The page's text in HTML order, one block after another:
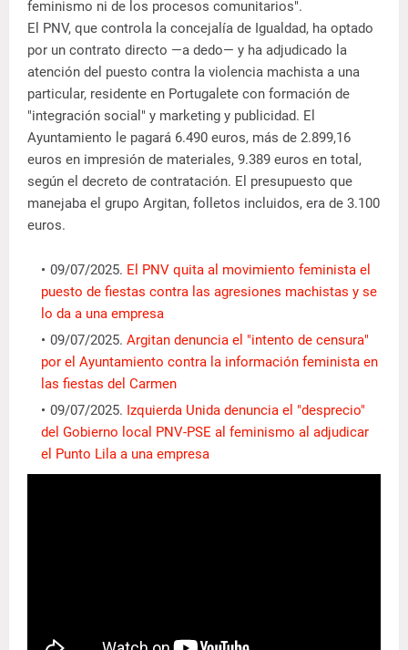
feminismo ni de los procesos comunitarios".
El PNV, que controla la concejalía de Igualdad, ha optado
por un contrato directo —a dedo— y ha adjudicado la
atención del puesto contra la violencia machista a una
particular, residente en Portugalete con formación de
"integración social" y marketing y publicidad. El
Ayuntamiento le pagará 6.490 euros, más de 2.899,16
euros en impresión de materiales, 9.389 euros en total,
según el decreto de contratación. El presupuesto que
manejaba el grupo Argitan, folletos incluidos, era de 3.100
euros.
09/07/2025. El PNV quita al movimiento feminista el
puesto de fiestas contra las agresiones machistas y se
lo da a una empresa
09/07/2025. Argitan denuncia el "intento de censura"
por el Ayuntamiento contra la información feminista en
las fiestas del Carmen
09/07/2025. Izquierda Unida denuncia el "desprecio"
del Gobierno local PNV-PSE al feminismo al adjudicar
el Punto Lila a una empresa